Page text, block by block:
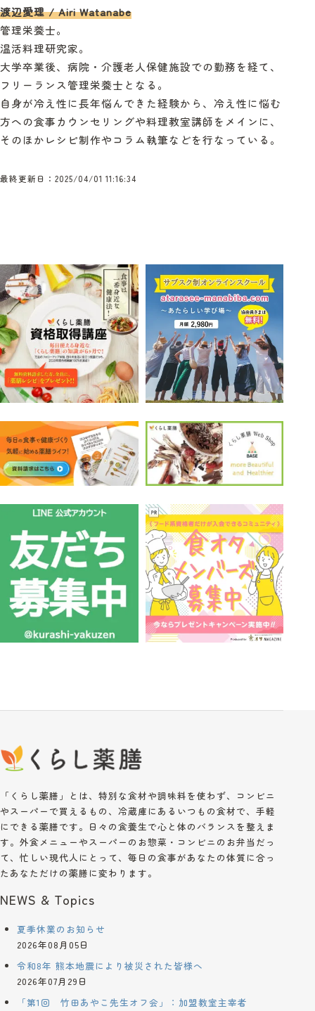
渡辺愛理 / Airi Watanabe
管理栄養士。
温活料理研究家。
大学卒業後、病院・介護老人保健施設での勤務を経て、
フリーランス管理栄養士となる。
自身が冷え性に長年悩んできた経験から、冷え性に悩む
方への食事カウンセリングや料理教室講師をメインに、
そのほかレシピ制作やコラム執筆などを行なっている。
最終更新日：2025/04/01 11:16:34
「くらし薬膳」とは、特別な食材や調味料を使わず、コンビニ
やスーパーで買えるもの、冷蔵庫にあるいつもの食材で、手軽
にできる薬膳です。日々の食養生で心と体のバランスを整えま
す。外食メニューやスーパーのお惣菜・コンビニのお弁当だっ
て、忙しい現代人にとって、毎日の食事があなたの体質に合っ
たあなただけの薬膳に変わります。
NEWS & Topics
夏季休業のお知らせ
2026年08月05日
令和8年 熊本地震により被災された皆様へ
2026年07月29日
「第1回 竹田あやこ先生オフ会」：加盟教室主宰者